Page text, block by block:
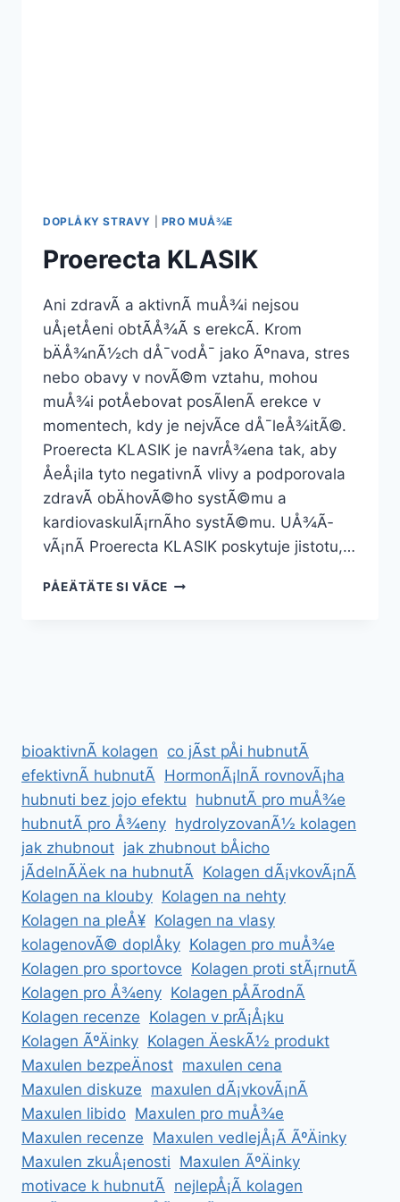
DOPLÅKY STRAVY PRO MUÅ¾E
Proerecta KLASIK
Ani zdravÃ­ a aktivnÃ­ muÅ¾i nejsou
uÅ¡etÅeni obtÃ­Å¾Ã­ s erekcÃ­. Krom
bÄÅ¾nÃ½ch dÅ¯vodÅ¯ jako Ãºnava, stres
nebo obavy v novÃ©m vztahu, mohou
muÅ¾i potÅebovat posÃ­lenÃ­ erekce v
momentech, kdy je nejvÃ­ce dÅ¯leÅ¾itÃ©.
Proerecta KLASIK je navrÅ¾ena tak, aby
ÅeÅ¡ila tyto negativnÃ­ vlivy a podporovala
zdravÃ­ obÄhovÃ©ho systÃ©mu a
kardiovaskulÃ¡rnÃ­ho systÃ©mu. UÅ¾Ã­
vÃ¡nÃ­ Proerecta KLASIK poskytuje jistotu,…
PÅEÄTÄTE SI VÃ­CEPROERECTA
bioaktivnÃ­ kolagen co jÃ­st pÅi hubnutÃ­
efektivnÃ­ hubnutÃ­ HormonÃ¡lnÃ­ rovnovÃ¡ha
hubnuti bez jojo efektu hubnutÃ­ pro muÅ¾e
hubnutÃ­ pro Å¾eny hydrolyzovanÃ½ kolagen
jak zhubnout jak zhubnout bÅicho
jÃ­delnÃ­Äek na hubnutÃ­ Kolagen dÃ¡vkovÃ¡nÃ­
Kolagen na klouby Kolagen na nehty
Kolagen na pleÅ¥ Kolagen na vlasy
kolagenovÃ© doplÅky Kolagen pro muÅ¾e
Kolagen pro sportovce Kolagen proti stÃ¡rnutÃ­
Kolagen pro Å¾eny Kolagen pÅÃ­rodnÃ­
Kolagen recenze Kolagen v prÃ¡Å¡ku
Kolagen ÃºÄinky Kolagen ÄeskÃ½ produkt
Maxulen bezpeÄnost maxulen cena
Maxulen diskuze maxulen dÃ¡vkovÃ¡nÃ­
Maxulen libido Maxulen pro muÅ¾e
Maxulen recenze Maxulen vedlejÅ¡Ã­ ÃºÄinky
Maxulen zkuÅ¡enosti Maxulen ÃºÄinky
motivace k hubnutÃ­ nejlepÅ¡Ã­ kolagen